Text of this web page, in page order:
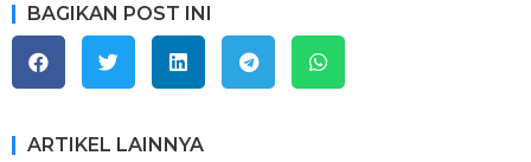
BAGIKAN POST INI
ARTIKEL LAINNYA